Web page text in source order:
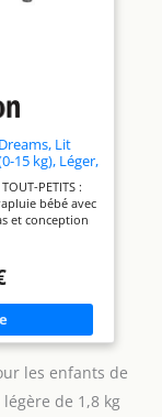
garantissant
Lit
15 kg), Léger,
Latérale,
Inclus,
PETITS :
bébé avec
et conception
jusqu'à 3
: ce lit
spacieux et
offre à vos
pour jouer
années
: avec son
sortir bébé de
jeu d’enfant.
s’y glisser seul
les enfants de
de 1,8 kg